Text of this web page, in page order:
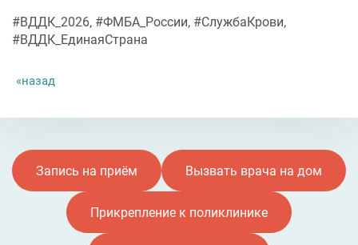
#ВДДК_2026, #ФМБА_России, #СлужбаКрови,
#ВДДК_ЕдинаяСтрана
назад
Запись на приём Вызвать врача на дом
Прикрепление к поликлинике